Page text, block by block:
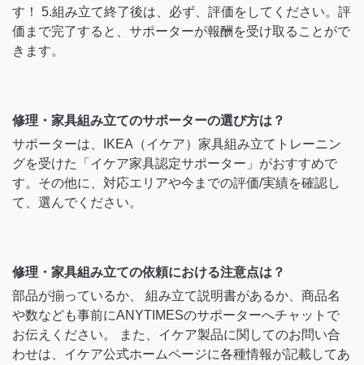
す！ 5.組み立て終了後は、必ず、評価をしてください。評
価まで完了すると、サポーターが報酬を受け取ることがで
きます。
修理・家具組み立てのサポーターの選び方は？
サポーターは、IKEA（イケア）家具組み立てトレーニン
グを受けた「イケア家具認定サポーター」がおすすめで
す。その他に、対応エリアや今までの評価/実績を確認し
て、選んでください。
修理・家具組み立ての依頼における注意点は？
部品が揃っているか、 組み立て説明書があるか、商品名
や数なども事前にANYTIMESのサポーターへチャットで
お伝えください。 また、イケア製品に関してのお問い合
わせは、イケア公式ホームページに各種情報が記載してあ